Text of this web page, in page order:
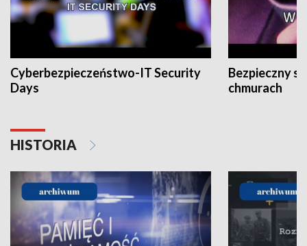
Cyberbezpieczeństwo-IT Security
Days
Bezpieczny
chmurach
HISTORIA